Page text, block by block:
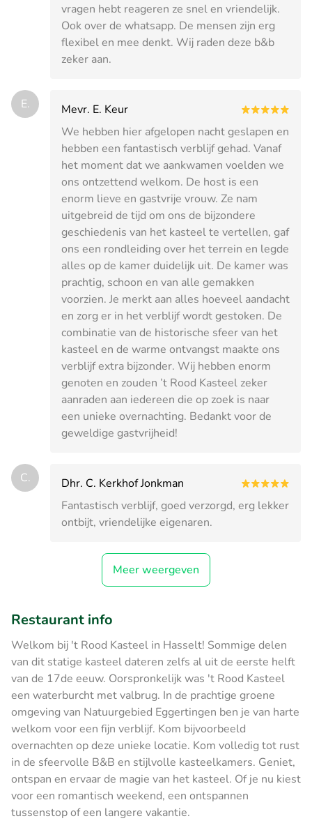
vragen hebt reageren ze snel en vriendelijk.
Ook over de whatsapp. De mensen zijn erg
flexibel en mee denkt. Wij raden deze b&b
zeker aan.
E.
Mevr. E. Keur
We hebben hier afgelopen nacht geslapen en
hebben een fantastisch verblijf gehad. Vanaf
het moment dat we aankwamen voelden we
ons ontzettend welkom. De host is een
enorm lieve en gastvrije vrouw. Ze nam
uitgebreid de tijd om ons de bijzondere
geschiedenis van het kasteel te vertellen, gaf
ons een rondleiding over het terrein en legde
alles op de kamer duidelijk uit. De kamer was
prachtig, schoon en van alle gemakken
voorzien. Je merkt aan alles hoeveel aandacht
en zorg er in het verblijf wordt gestoken. De
combinatie van de historische sfeer van het
kasteel en de warme ontvangst maakte ons
verblijf extra bijzonder. Wij hebben enorm
genoten en zouden ’t Rood Kasteel zeker
aanraden aan iedereen die op zoek is naar
een unieke overnachting. Bedankt voor de
geweldige gastvrijheid!
C.
Dhr. C. Kerkhof Jonkman
Fantastisch verblijf, goed verzorgd, erg lekker
ontbijt, vriendelijke eigenaren.
Meer weergeven
Restaurant info
Welkom bij 't Rood Kasteel in Hasselt! Sommige delen
van dit statige kasteel dateren zelfs al uit de eerste helft
van de 17de eeuw. Oorspronkelijk was 't Rood Kasteel
een waterburcht met valbrug. In de prachtige groene
omgeving van Natuurgebied Eggertingen ben je van harte
welkom voor een fijn verblijf. Kom bijvoorbeeld
overnachten op deze unieke locatie. Kom volledig tot rust
in de sfeervolle B&B en stijlvolle kasteelkamers. Geniet,
ontspan en ervaar de magie van het kasteel. Of je nu kiest
voor een romantisch weekend, een ontspannen
tussenstop of een langere vakantie.